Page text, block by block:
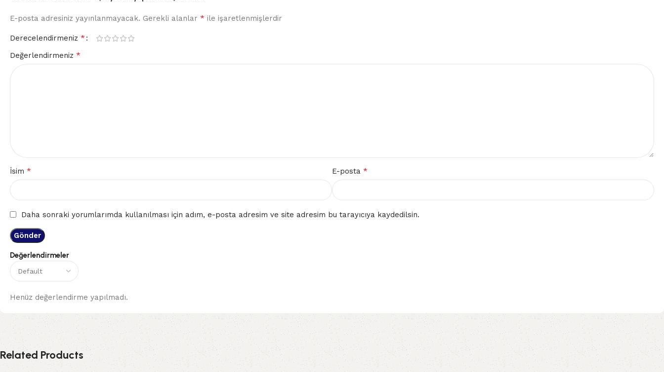
Değerlendirmeler
Henüz değerlendirme yapılmadı.
E-posta adresiniz yayınlanmayacak. Gerekli alanlar * ile işaretlenmişlerdir
Derecelendirmeniz *
Değerlendirmeniz *
İsim * E-posta *
Daha sonraki yorumlarımda kullanılması için adım, e-posta adresim ve site adresim bu tarayıcıya kaydedilsin.
Related Products